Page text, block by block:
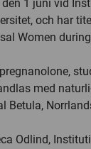
1 juni vid
och har
Women
med
Betula,
Odlind,